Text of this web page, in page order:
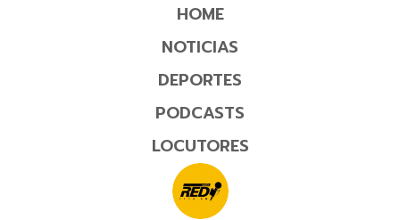
HOME
NOTICIAS
DEPORTES
PODCASTS
LOCUTORES